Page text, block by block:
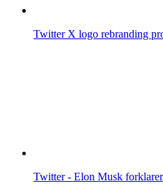
Twitter X logo rebranding
Twitter - Elon Musk